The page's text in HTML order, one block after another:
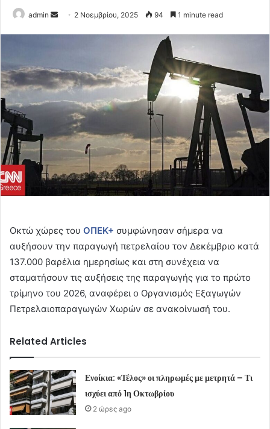
admin
Send 2 Νοεμβρίου, 2025 94 1 minute read
Οκτώ χώρες του ΟΠΕΚ+ συμφώνησαν σήμερα να
αυξήσουν την παραγωγή πετρελαίου τον Δεκέμβριο κατά
137.000 βαρέλια ημερησίως και στη συνέχεια να
σταματήσουν τις αυξήσεις της παραγωγής για το πρώτο
τρίμηνο του 2026, αναφέρει ο Οργανισμός Εξαγωγών
Πετρελαιοπαραγωγών Χωρών σε ανακοίνωσή του.
Related Articles
Ενοίκια: «Τέλος» οι πληρωμές με μετρητά – Τι
ισχύει από 1η Οκτωβρίου
2 ώρες ago